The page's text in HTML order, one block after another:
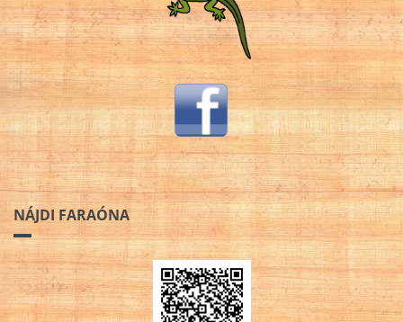
NÁJDI FARAÓNA